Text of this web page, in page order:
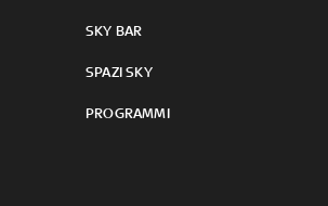
SKY BAR
SPAZI SKY
PROGRAMMI